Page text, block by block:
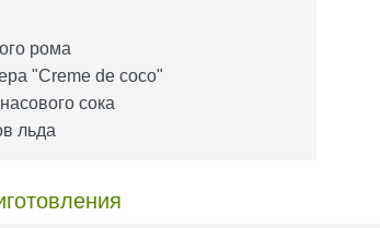
рома
"Creme de coco"
сока
льда